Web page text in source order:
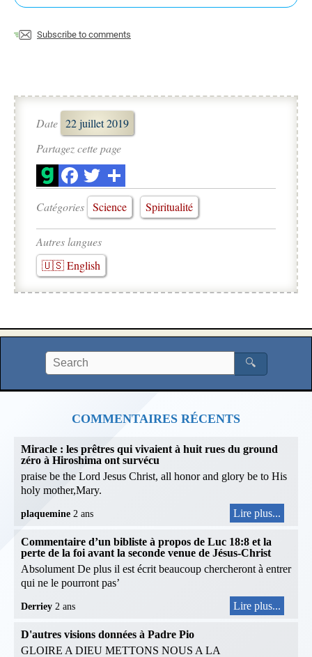
Subscribe to comments
Date 22 juillet 2019
Partagez cette page
Catégories Science Spiritualité
Autres langues
🇺🇸 English
🔍
COMMENTAIRES RÉCENTS
Miracle : les prêtres qui vivaient à huit rues du ground
zéro à Hiroshima ont survécu
praise be the Lord Jesus Christ, all honor and glory be to His
holy mother,Mary.
plaquemine 2 ans Lire plus...
Commentaire d’un bibliste à propos de Luc 18:8 et la
perte de la foi avant la seconde venue de Jésus-Christ
Absolument De plus il est écrit beaucoup chercheront à entrer
qui ne le pourront pas’
Derriey 2 ans Lire plus...
D'autres visions données à Padre Pio
GLOIRE A DIEU METTONS NOUS A LA